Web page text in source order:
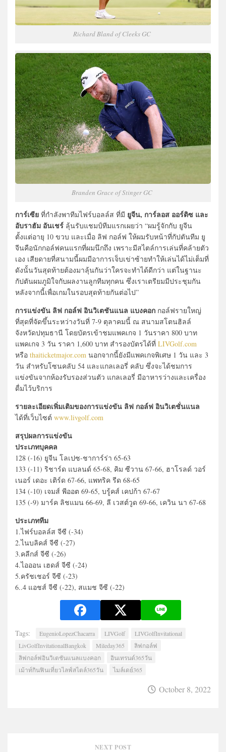
Richard Bland of Cleeks GC
Branden Grace of Stinger GC
การ์เซีย ที่กำลังพาทีมไฟร์บอลล์ส ที่มี ยูจีน, การ์ลอส ออร์ติซ และ
อับราฮัม อันเชร์ ลุ้นรับแชมป์ทีมแรกเผยว่า “ผมรู้จักกับ ยูจีน
ตั้งแต่อายุ 10 ขวบ และเมื่อ ลิฟ กอล์ฟ ให้ผมรับหน้าที่กัปตันทีม ยู
จีนคือนักกอล์ฟคนแรกที่ผมนึกถึง เพราะมีสไตล์การเล่นที่คล้ายตัว
เอง เสียดายที่สนามนี้ผมมีอาการเจ็บเข่าซ้ายทำให้เล่นได้ไม่เต็มที่
ดังนั้นวันสุดท้ายต้องมาลุ้นกันว่าใครจะทำได้ดีกว่า แต่ในฐานะ
กัปตันผมภูมิใจกับผลงานลูกทีมทุกคน ซึ่งเราเตรียมมีประชุมกัน
หลังจากนี้เพื่อเกมในรอบสุดท้ายกันต่อไป”
การแข่งขัน ลิฟ กอล์ฟ อินวิเตชันแนล แบงคอก กอล์ฟรายใหญ่
ที่สุดที่จัดขึ้นระหว่างวันที่ 7-9 ตุลาคมนี้ ณ สนามสโตนฮิลล์
จังหวัดปทุมธานี โดยบัตรเข้าชมแพคเกจ 1 วันราคา 800 บาท
แพคเกจ 3 วัน ราคา 1,600 บาท สำรองบัตรได้ที่ LIVGolf.com
หรือ thaiticketmajor.com นอกจากนี้ยังมีแพคเกจพิเศษ 1 วัน และ 3
วัน สำหรับโซนคลับ 54 และแกลเลอรี่ คลับ ซึ่งจะได้ชมการ
แข่งขันจากห้องรับรองส่วนตัว แกลเลอรี่ มีอาหารว่างและเครื่อง
ดื่มไว้บริการ
รายละเอียดเพิ่มเติมของการแข่งขัน ลิฟ กอล์ฟ อินวิเตชั่นแนล
ได้ที่เว็บไซต์ www.livgolf.com
สรุปผลการแข่งขัน
ประเภทบุคคล
128 (-16) ยูจีน โลเปซ-ชาการ์ร่า 65-63
133 (-11) ริชาร์ด แบลนด์ 65-68, คิม ซีวาน 67-66, ฮาโรลด์ วอร์
เนอร์ เดอะ เติร์ด 67-66, แพทริค รีด 68-65
134 (-10) เจมส์ พีออต 69-65, บรู้คส์ เคปก้า 67-67
135 (-9) มาร์ค ลิชแมน 66-69, ลี เวสต์วูด 69-66, เควิน นา 67-68
ประเภททีม
1.ไฟร์บอลล์ส จีซี (-34)
2.ไนบลิคส์ จีซี (-27)
3.คลีกส์ จีซี (-26)
4.ไอออน เฮดส์ จีซี (-24)
5.ครัชเชอร์ จีซี (-23)
6..4 แอชส์ จีซี (-22), สแมช จีซี (-22)
Tags: EugenioLopezChacarra LIVGolf
LIVGolfInvitational
LivGolfInvitationalBangkok
Mileday365
ลิฟกอล์ฟ
ลิฟกอล์ฟอินวิเตชันแนลแบงคอก
อินเทรนด์365วัน
เม้าท์กินฟินเที่ยวไลฟ์สไตล์365วัน
ไมล์เดย์365
October 8, 2022
NEXT POST